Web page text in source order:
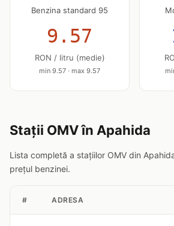
Benzina standard 95
9.57
RON / litru (medie)
min 9.57 · max 9.57
Stații OMV în Apahida
Lista completă a stațiilor OMV din
prețul benzinei.
# ADRESA